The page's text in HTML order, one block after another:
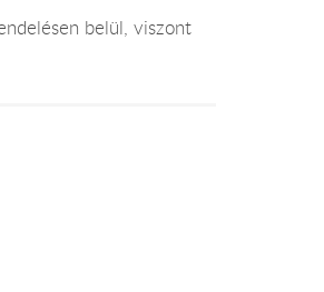
belül, viszont